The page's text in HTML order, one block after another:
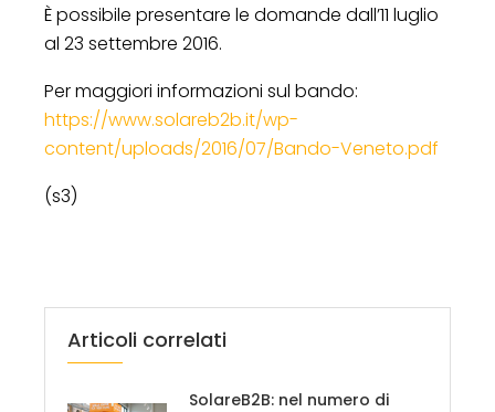
È possibile presentare le domande dall’11 luglio
al 23 settembre 2016.
Per maggiori informazioni sul bando:
https://www.solareb2b.it/wp-
content/uploads/2016/07/Bando-Veneto.pdf
(s3)
Articoli correlati
SolareB2B: nel numero di